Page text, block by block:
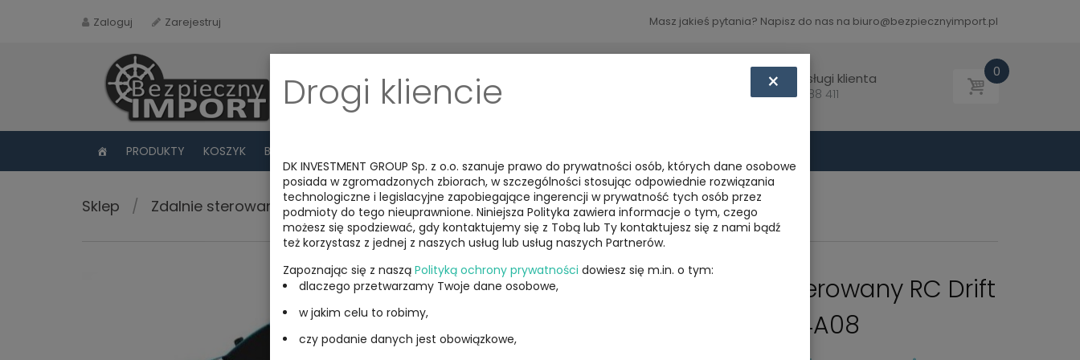
Zaloguj Zarejestruj Masz jakieś pytania? Napisz do nas na biuro@bezpiecznyimport.pl
Biuro obsługi klienta
Tel: 793 788 411
0
PRODUKTY KOSZYK BLOG
Sklep / Zdalnie sterowane / Samochody rc / Samochody z serii hb
Samochód Zdalnie Sterowany RC Drift
1:24 2,4 GHz 4WD SC24A08
Drogi kliencie ×
DK INVESTMENT GROUP Sp. z o.o. szanuje prawo do prywatności osób, których dane osobowe
posiada w zgromadzonych zbiorach, w szczególności stosując odpowiednie rozwiązania
technologiczne i legislacyjne zapobiegające ingerencji w prywatność tych osób przez
podmioty do tego nieuprawnione. Niniejsza Polityka zawiera informacje o tym, czego
możesz się spodziewać, gdy kontaktujemy się z Tobą lub Ty kontaktujesz się z nami bądź
też korzystasz z jednej z naszych usług lub usług naszych Partnerów.
Zapoznając się z naszą Polityką ochrony prywatności dowiesz się m.in. o tym:
dlaczego przetwarzamy Twoje dane osobowe,
w jakim celu to robimy,
czy podanie danych jest obowiązkowe,